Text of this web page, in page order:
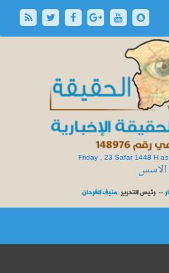
Friday , 23 Safar 1448 H as